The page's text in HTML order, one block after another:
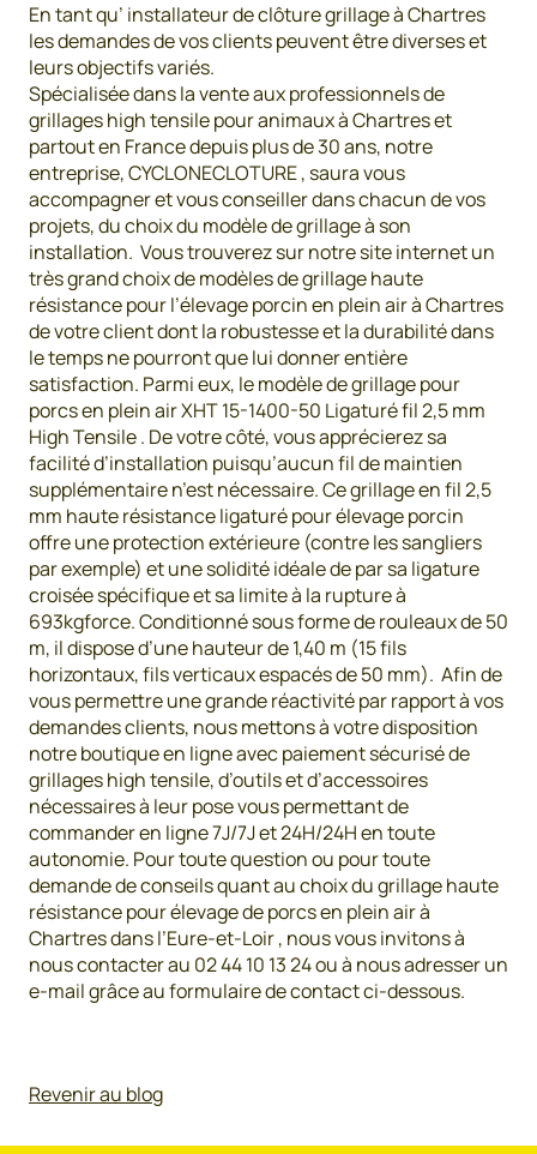
En tant qu’ installateur de clôture grillage à Chartres
les demandes de vos clients peuvent être diverses et
leurs objectifs variés.
Spécialisée dans la vente aux professionnels de
grillages high tensile pour animaux à Chartres et
partout en France depuis plus de 30 ans, notre
entreprise, CYCLONECLOTURE , saura vous
accompagner et vous conseiller dans chacun de vos
projets, du choix du modèle de grillage à son
installation. Vous trouverez sur notre site internet un
très grand choix de modèles de grillage haute
résistance pour l’élevage porcin en plein air à Chartres
de votre client dont la robustesse et la durabilité dans
le temps ne pourront que lui donner entière
satisfaction. Parmi eux, le modèle de grillage pour
porcs en plein air XHT 15-1400-50 Ligaturé fil 2,5 mm
High Tensile . De votre côté, vous apprécierez sa
facilité d’installation puisqu’aucun fil de maintien
supplémentaire n’est nécessaire. Ce grillage en fil 2,5
mm haute résistance ligaturé pour élevage porcin
offre une protection extérieure (contre les sangliers
par exemple) et une solidité idéale de par sa ligature
croisée spécifique et sa limite à la rupture à
693kgforce. Conditionné sous forme de rouleaux de 50
m, il dispose d’une hauteur de 1,40 m (15 fils
horizontaux, fils verticaux espacés de 50 mm). Afin de
vous permettre une grande réactivité par rapport à vos
demandes clients, nous mettons à votre disposition
notre boutique en ligne avec paiement sécurisé de
grillages high tensile, d’outils et d’accessoires
nécessaires à leur pose vous permettant de
commander en ligne 7J/7J et 24H/24H en toute
autonomie. Pour toute question ou pour toute
demande de conseils quant au choix du grillage haute
résistance pour élevage de porcs en plein air à
Chartres dans l’Eure-et-Loir , nous vous invitons à
nous contacter au 02 44 10 13 24 ou à nous adresser un
e-mail grâce au formulaire de contact ci-dessous.
Revenir au blog